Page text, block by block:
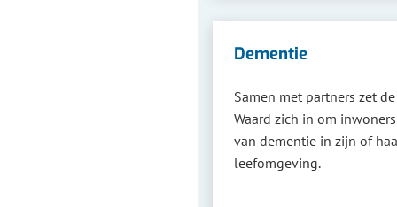
Dementie
Samen met partners zet
Waard zich in om
van dementie in zijn of
leefomgeving.